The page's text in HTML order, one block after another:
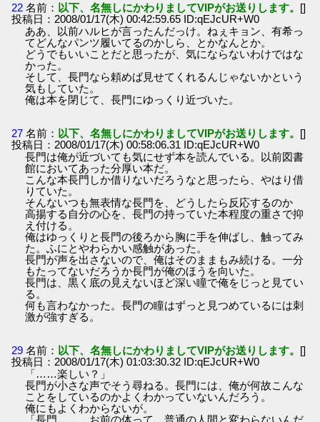
22 名前： 以下、名無しにかわりましてVIPがお送りします。 []
投稿日：2008/01/17(木) 00:42:59.65 ID:qEJcUR+W0
ああ、以前ハルヒが言ったんだっけ。ねぇキョン、有希っ
てどんなパンツ履いてるのかしら、とかなんとか。
どうでもいいことだと思ったが、気にならないわけではな
かった。
そして、長門なら頼めば見せてくれるんじゃないかという
気もしていた。
俺は本を閉じて、長門にゆっくり近づいた。
27 名前： 以下、名無しにかわりましてVIPがお送りします。 []
投稿日：2008/01/17(木) 00:58:06.31 ID:qEJcUR+W0
長門は俺が近づいても気にせず本を読んでいる。以前図書
館においてあった分厚い本だ。
こんな本長門しか借りないだろうなと思ったら、やはり借
りていた。
そんないつも無表情な長門を、どうしたら反応するのか
高揚する自分の心を、長門の持っていた本程度の重さで抑
え付ける。
俺はゆっくりと長門の後ろから胸に手を伸ばし、触ってみ
た。ふにとやわらかい感触があった。
長門が声を出さないので、俺はそのままもみ続ける。一分
もたってないだろうか長門が俺のほうを向いた。
長門は、黒く底の見えないほど深い瞳で俺をじっと見てい
る。
何も言わなかった。長門の瞳はずっと見つめているには刺
激が強すぎる。
29 名前： 以下、名無しにかわりましてVIPがお送りします。 []
投稿日：2008/01/17(木) 01:03:30.32 ID:qEJcUR+W0
「……楽しい？」
長門が小さな声でそう尋ねる。長門には、俺が何故こんな
ことをしているのかよくわかっていないんだろう。
俺にもよくわからないが。